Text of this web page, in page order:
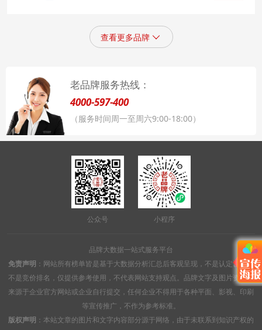
查看更多品牌
老品牌服务热线：
4000-597-400
（服务时间周一至周六9:00-18:00）
公众号 小程序
品牌大数据一站式服务平台
免责声明 ：网站所有榜单皆是基于大数据分析汇总后客观呈现，不是认定认证，
不是竞价排名，仅提供参考使用，不代表网站支持观点。品牌文字及图片资料均
来源于企业官方网站或企业自行提交，任何企业不得用于各种平面、影视、印刷
等宣传推广，不作为参考标准。
版权声明 ：本站文章的图片和文字内容部分源于网络，由于未联系到知识产权的